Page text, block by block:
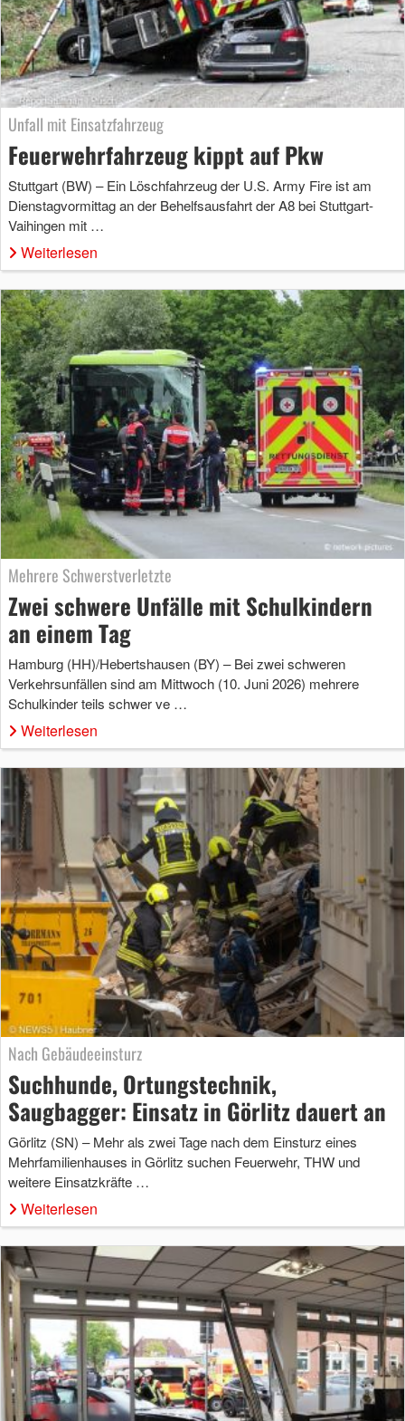
Unfall mit Einsatzfahrzeug
Feuerwehrfahrzeug kippt auf Pkw
Stuttgart (BW) – Ein Löschfahrzeug der U.S. Army Fire ist am
Dienstagvormittag an der Behelfsausfahrt der A8 bei Stuttgart-
Vaihingen mit …
Weiterlesen
Mehrere Schwerstverletzte
Zwei schwere Unfälle mit Schulkindern
an einem Tag
Hamburg (HH)/Hebertshausen (BY) – Bei zwei schweren
Verkehrsunfällen sind am Mittwoch (10. Juni 2026) mehrere
Schulkinder teils schwer ve …
Weiterlesen
Nach Gebäudeeinsturz
Suchhunde, Ortungstechnik,
Saugbagger: Einsatz in Görlitz dauert an
Görlitz (SN) – Mehr als zwei Tage nach dem Einsturz eines
Mehrfamilienhauses in Görlitz suchen Feuerwehr, THW und
weitere Einsatzkräfte …
Weiterlesen